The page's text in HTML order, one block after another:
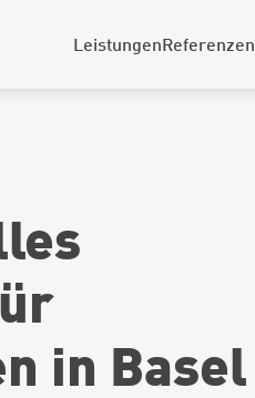
LeistungenReferenzen
in Basel